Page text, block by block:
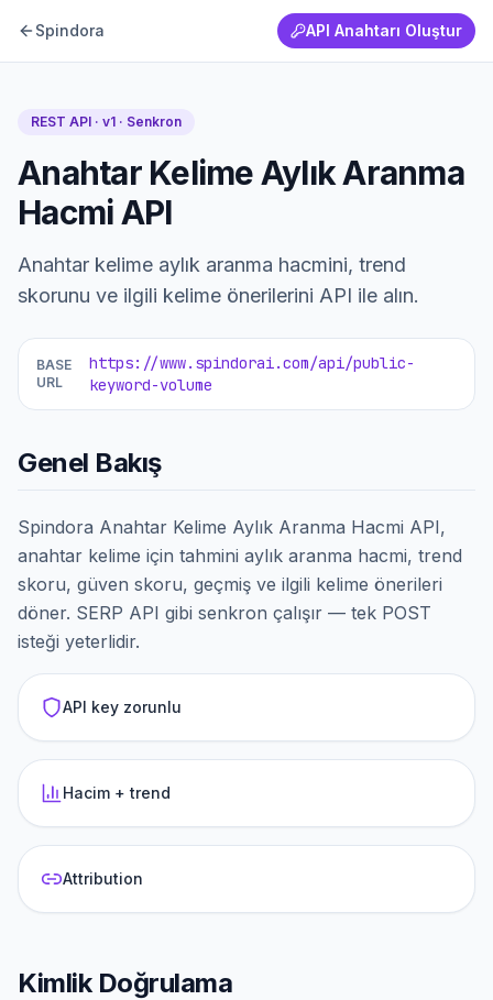
Spindora API Anahtarı Oluştur
REST API · v1 · Senkron
Anahtar Kelime Aylık Aranma
Hacmi API
Anahtar kelime aylık aranma hacmini, trend
skorunu ve ilgili kelime önerilerini API ile alın.
BASE
URL
https://www.spindorai.com/api/public-
keyword-volume
Genel Bakış
Spindora Anahtar Kelime Aylık Aranma Hacmi API,
anahtar kelime için tahmini aylık aranma hacmi, trend
skoru, güven skoru, geçmiş ve ilgili kelime önerileri
döner. SERP API gibi senkron çalışır — tek POST
isteği yeterlidir.
API key zorunlu
Hacim + trend
Attribution
Kimlik Doğrulama